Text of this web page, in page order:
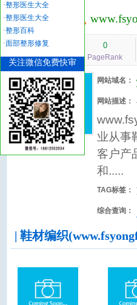
鞋材编织
939
人气指数
0
PageRank
网站域名：
网站描述：
业从事
客户产
和.....
TAG标签：
综合查询：
| 鞋材编织
·整形医生大全
·整形医生大全
·整形百科
·面部整形修复
关注微信免费快审